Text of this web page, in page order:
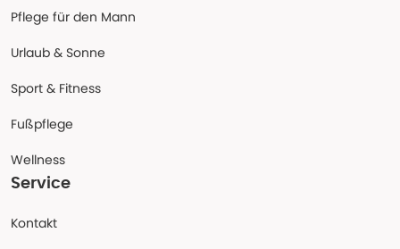
Pflege für den Mann
Urlaub & Sonne
Sport & Fitness
Fußpflege
Wellness
Service
Kontakt